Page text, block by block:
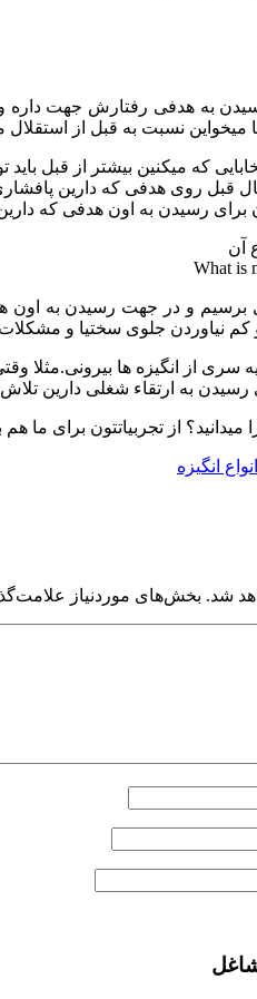
به هدفی رفتارش جهت داره
نسبت به قبل از
که میکنین بیشتر از قبل
قبل روی هدفی که دارین
رسیدن به اون هدفی که دارین
What is
برسیم و در جهت رسیدن به اون
کم نیاوردن جلوی سختیا و
سری از انگیزه ها
به ارتقاء شغلی دارین
میدانید؟ از تجربیاتتون برای ما هم
انواع انگیزه
شد. بخش‌های موردنیاز